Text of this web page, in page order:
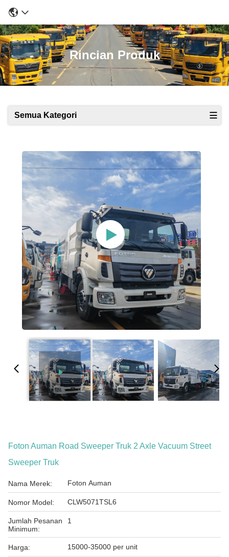
Rincian Produk
Semua Kategori
Foton Auman Road Sweeper Truk 2 Axle Vacuum Street
Sweeper Truk
Nama Merek: Foton Auman
Nomor Model: CLW5071TSL6
Jumlah Pesanan
Minimum:
1
Harga: 15000-35000 per unit